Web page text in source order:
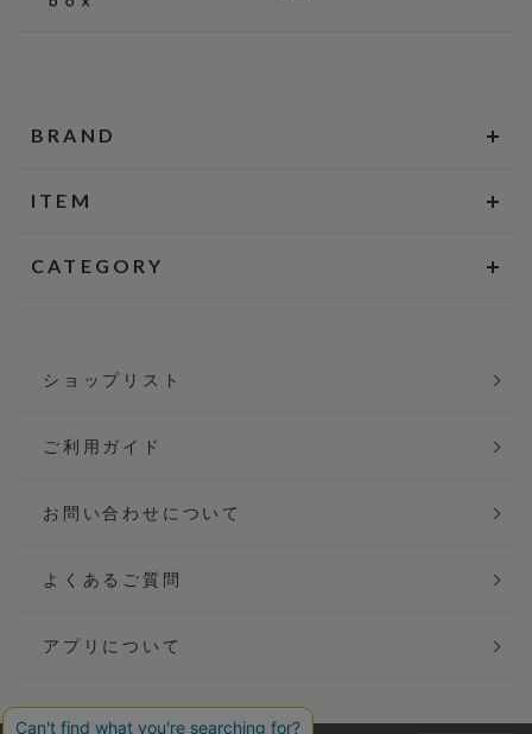
BRAND
ITEM
CATEGORY
ショップリスト
ご利用ガイド
お問い合わせについて
よくあるご質問
アプリについて